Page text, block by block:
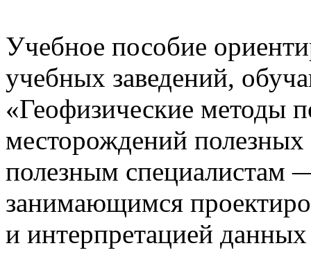
Учебное пособие
учебных заведений,
«Геофизические методы
месторождений
полезным специалистам
занимающимся
и интерпретацией